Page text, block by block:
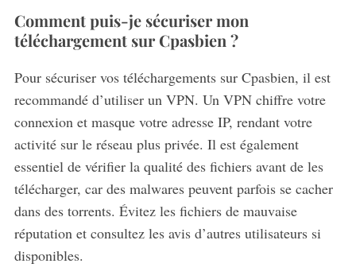
Comment puis-je sécuriser mon
téléchargement sur Cpasbien ?
Pour sécuriser vos téléchargements sur Cpasbien, il est
recommandé d’utiliser un VPN. Un VPN chiffre votre
connexion et masque votre adresse IP, rendant votre
activité sur le réseau plus privée. Il est également
essentiel de vérifier la qualité des fichiers avant de les
télécharger, car des malwares peuvent parfois se cacher
dans des torrents. Évitez les fichiers de mauvaise
réputation et consultez les avis d’autres utilisateurs si
disponibles.